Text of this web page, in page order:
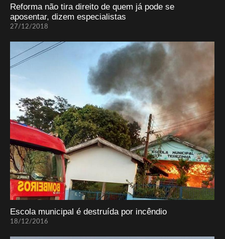
Reforma não tira direito de quem já pode se
aposentar, dizem especialistas
27/12/2018
Escola municipal é destruída por incêndio
18/12/2016